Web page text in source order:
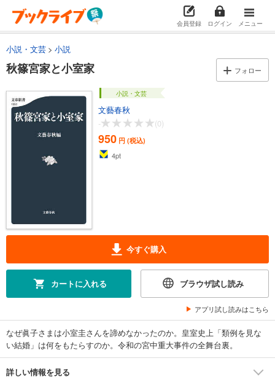
会員登録 ログイン メニュー
小説・文芸 小説
秋篠宮家と小室家 フォロー
小説・文芸
文藝春秋
-
(0)
950 円 (税込)
4pt
今すぐ購入
カートに入れる ブラウザ試し読み
アプリ試し読みはこちら
なぜ眞子さまは小室圭さんを諦めなかったのか。皇室史上「類例を見な
い結婚」は何をもたらすのか。令和の宮中重大事件の全舞台裏。
詳しい情報を見る